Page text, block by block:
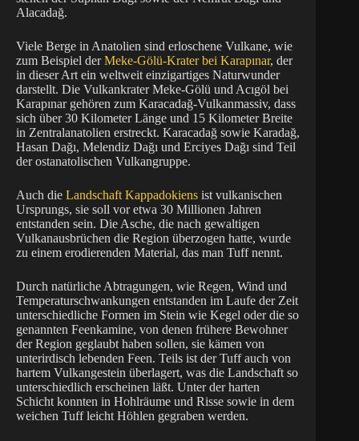
Alacadağ.
Viele Berge in Anatolien sind erloschene Vulkane, wie
zum Beispiel derMeke-Gölü-Krater bei Karapınar, der
in dieser Art ein weltweit einzigartiges Naturwunder
darstellt. Die Vulkankrater Meke-Gölü und Acıgöl bei
Karapınar gehören zum Karacadağ-Vulkanmassiv, dass
sich über 30 Kilometer Länge und 15 Kilometer Breite
in Zentralanatolien erstreckt. Karacadağ sowie Karadağ,
Hasan Dağı, Melendiz Dağı und Erciyes Dağı sind Teil
der ostanatolischen Vulkangruppe.
Auch die Landschaft Kappadokiens ist vulkanischen
Ursprungs, sie soll vor etwa 30 Millionen Jahren
entstanden sein. Die Asche, die nach gewaltigen
Vulkanausbrüchen die Region überzogen hatte, wurde
zu einem erodierenden Material, das man Tuff nennt.
Durch natürliche Abtragungen, wie Regen, Wind und
Temperaturschwankungen entstanden im Laufe der Zeit
unterschiedliche Formen im Stein wie Kegel oder die so
genannten Feenkamine, von denen frühere Bewohner
der Region geglaubt haben sollen, sie kämen von
unterirdisch lebenden Feen. Teils ist der Tuff auch von
hartem Vulkangestein überlagert, was die Landschaft so
unterschiedlich erscheinen läßt. Unter der harten
Schicht konnten in Hohlräume und Risse sowie in dem
weichen Tuff leicht Höhlen gegraben werden.